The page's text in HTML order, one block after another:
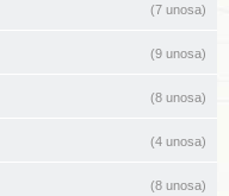
(7 unosa)
(9 unosa)
(8 unosa)
(4 unosa)
(8 unosa)